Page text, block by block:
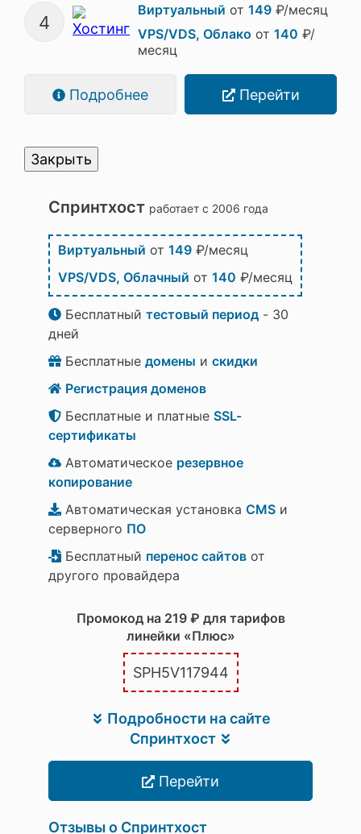
4
Виртуальный от 149 ₽/месяц
VPS/VDS, Облако от 140 ₽/
месяц
Подробнее Перейти
Закрыть
Спринтхост работает с 2006 года
Виртуальный от 149 ₽/месяц
VPS/VDS, Облачный от 140 ₽/месяц
Бесплатный тестовый период - 30
дней
Бесплатные домены и скидки
Регистрация доменов
Бесплатные и платные SSL-
сертификаты
Автоматическое резервное
копирование
Автоматическая установка CMS и
серверного ПО
Бесплатный перенос сайтов от
другого провайдера
Промокод на 219 ₽ для тарифов
линейки «Плюс»
SPH5V117944
Подробности на сайте
Спринтхост
Перейти
Отзывы о Спринтхост